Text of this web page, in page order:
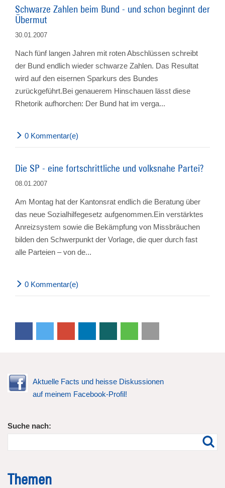
Schwarze Zahlen beim Bund - und schon beginnt der
Übermut
30.01.2007
Nach fünf langen Jahren mit roten Abschlüssen schreibt
der Bund endlich wieder schwarze Zahlen. Das Resultat
wird auf den eisernen Sparkurs des Bundes
zurückgeführt.Bei genauerem Hinschauen lässt diese
Rhetorik aufhorchen: Der Bund hat im verga...
0 Kommentar(e)
Die SP - eine fortschrittliche und volksnahe Partei?
08.01.2007
Am Montag hat der Kantonsrat endlich die Beratung über
das neue Sozialhilfegesetz aufgenommen.Ein verstärktes
Anreizsystem sowie die Bekämpfung von Missbräuchen
bilden den Schwerpunkt der Vorlage, die quer durch fast
alle Parteien – von de...
0 Kommentar(e)
Aktuelle Facts und heisse Diskussionen
auf meinem Facebook-Profil!
Suche nach:
Themen